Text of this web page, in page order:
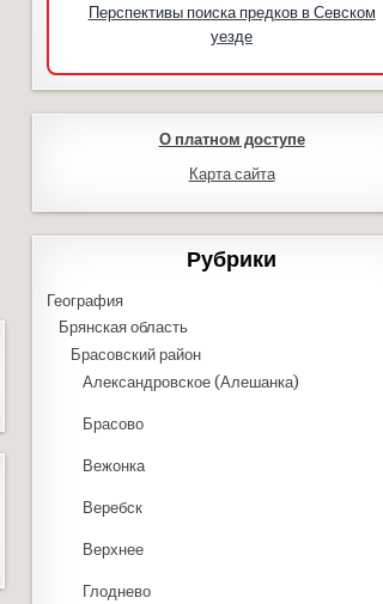
Перспективы поиска предков в Севском
уезде
О платном доступе
Карта сайта
Рубрики
География
Брянская область
Брасовский район
Александровское (Алешанка)
Брасово
Вежонка
Веребск
Верхнее
Глоднево